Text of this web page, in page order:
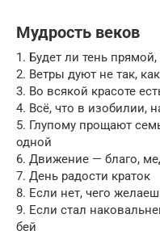
Мудрость веков
1. Будет ли тень
2. Ветры дуют не так,
3. Во всякой красоте
4. Всё, что в изобилии,
5. Глупому прощают
одной
6. Движение — благо,
7. День радости краток
8. Если нет, чего
9. Если стал
бей